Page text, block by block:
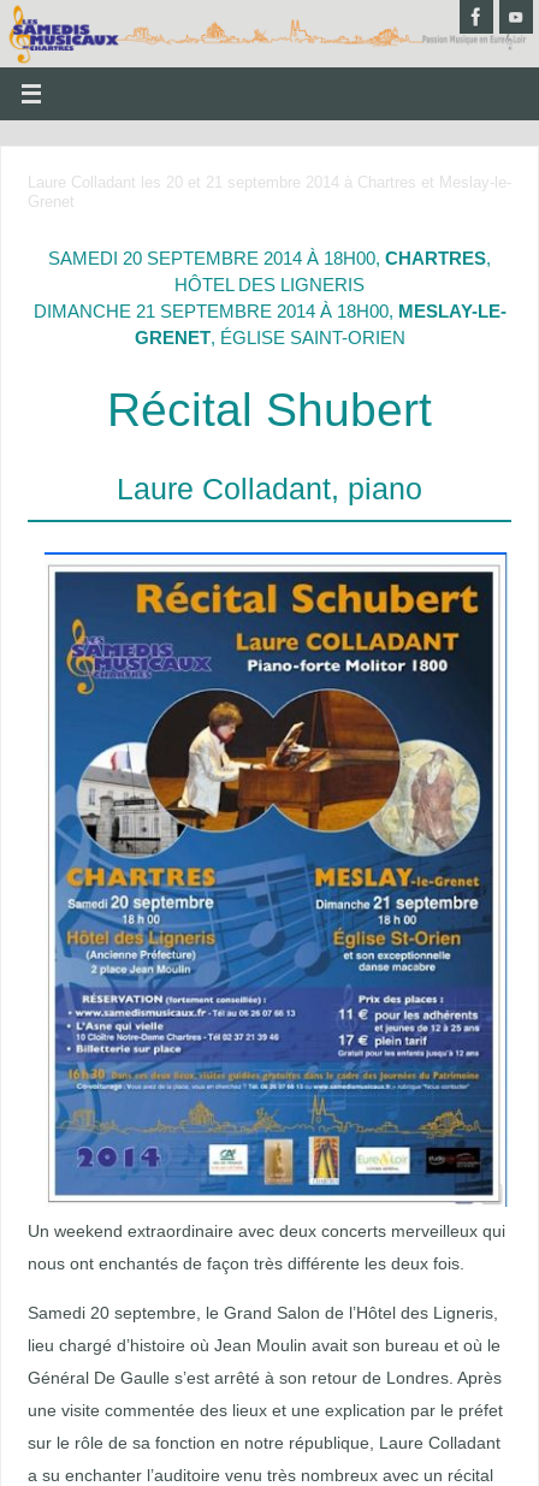
Laure Colladant les 20 et 21 septembre 2014 à Chartres et Meslay-le-
Grenet
SAMEDI 20 SEPTEMBRE 2014 À 18H00, CHARTRES,
HÔTEL DES LIGNERIS
DIMANCHE 21 SEPTEMBRE 2014 À 18H00, MESLAY-LE-
GRENET, ÉGLISE SAINT-ORIEN
Récital Shubert
Laure Colladant, piano
Un weekend extraordinaire avec deux concerts merveilleux qui
nous ont enchantés de façon très différente les deux fois.
Samedi 20 septembre, le Grand Salon de l’Hôtel des Ligneris,
lieu chargé d’histoire où Jean Moulin avait son bureau et où le
Général De Gaulle s’est arrêté à son retour de Londres. Après
une visite commentée des lieux et une explication par le préfet
sur le rôle de sa fonction en notre république, Laure Colladant
a su enchanter l’auditoire venu très nombreux avec un récital